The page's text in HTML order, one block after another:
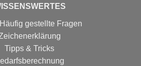
gestellte Fragen
Tipps & Tricks